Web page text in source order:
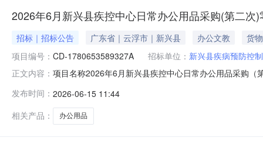
2026年6月新兴县疾控中心日常办公用品采购(第二次
招标｜招标公告 广东省｜云浮市｜新兴县 办公文教
货物
项目编号： CD-1780653589327A 招标单位： 新兴县疾病预防控
正文内容： 项目名称2026年6月新兴县疾控中心日常办公用品采购
交货内容无报价类型总价报价是否含税是成交方式最低
发布时间： 2026-06-15 11:44
相关产品：
办公用品